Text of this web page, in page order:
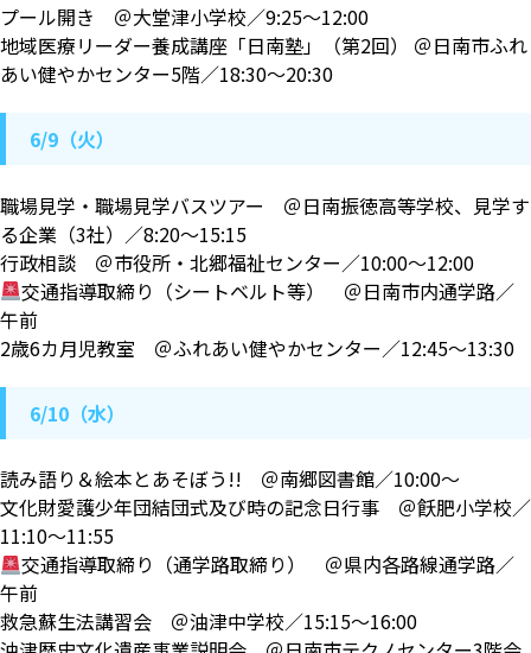
プール開き ＠大堂津小学校／9:25～12:00
地域医療リーダー養成講座「日南塾」（第2回） ＠日南市ふれ
あい健やかセンター5階／18:30～20:30
6/9（火）
職場見学・職場見学バスツアー ＠日南振徳高等学校、見学す
る企業（3社）／8:20～15:15
行政相談 ＠市役所・北郷福祉センター／10:00〜12:00
交通指導取締り（シートベルト等） ＠日南市内通学路／
午前
2歳6カ月児教室 ＠ふれあい健やかセンター／12:45〜13:30
6/10（水）
読み語り＆絵本とあそぼう!! ＠南郷図書館／10:00〜
文化財愛護少年団結団式及び時の記念日行事 ＠飫肥小学校／
11:10～11:55
交通指導取締り（通学路取締り） ＠県内各路線通学路／
午前
救急蘇生法講習会 ＠油津中学校／15:15～16:00